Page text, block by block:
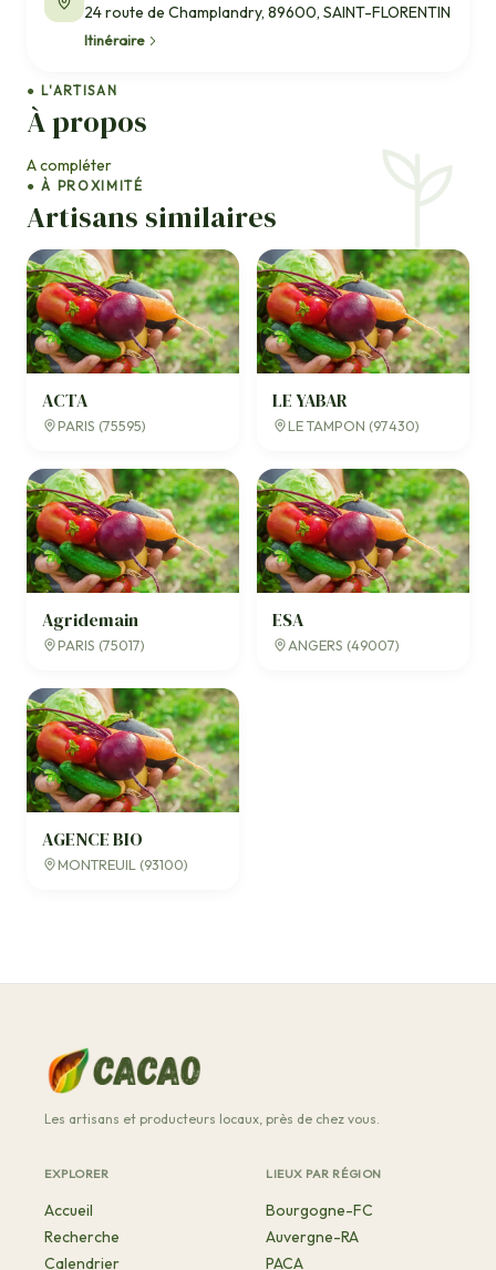
● L'ARTISAN
À propos
A compléter
● À PROXIMITÉ
Artisans similaires
ACTA
PARIS (75595)
LE YABAR
LE TAMPON (97430)
Agridemain
PARIS (75017)
ESA
ANGERS (49007)
AGENCE BIO
MONTREUIL (93100)
24 route de Champlandry, 89600, SAINT-FLORENTIN
Itinéraire
Les artisans et producteurs locaux, près de chez vous.
EXPLORER
Accueil
Recherche
Calendrier
LIEUX PAR RÉGION
Bourgogne-FC
Auvergne-RA
PACA